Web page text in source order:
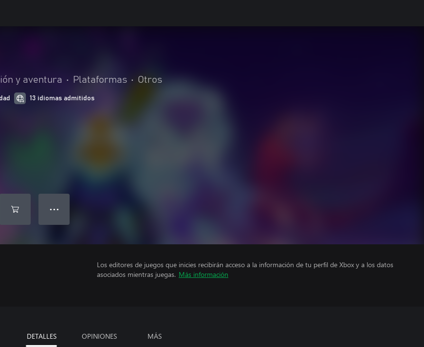
y aventura • Plataformas • Otros
13 idiomas admitidos
● ● ●
Los editores de juegos que inicies recibirán acceso a la información de tu perfil de Xbox y a los datos
asociados mientras juegas. Más información
DETALLES OPINIONES MÁS